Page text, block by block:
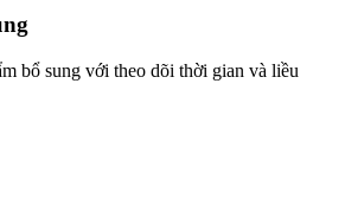
bổ sung với theo dõi thời gian và liều